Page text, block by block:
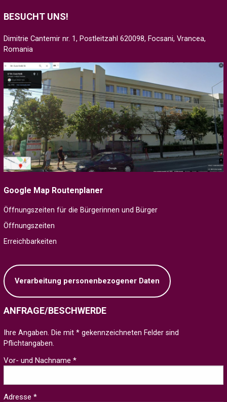
BESUCHT UNS!
Dimitrie Cantemir nr. 1, Postleitzahl 620098, Focsani, Vrancea,
Romania
Google Map Routenplaner
Öffnungszeiten für die Bürgerinnen und Bürger
Öffnungszeiten
Erreichbarkeiten
Verarbeitung personenbezogener Daten
ANFRAGE/BESCHWERDE
Ihre Angaben. Die mit * gekennzeichneten Felder sind
Pflichtangaben.
Vor- und Nachname *
Adresse *